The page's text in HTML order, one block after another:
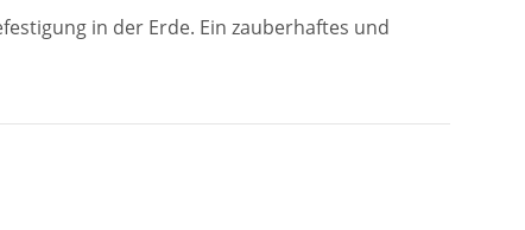
in der Erde. Ein zauberhaftes und